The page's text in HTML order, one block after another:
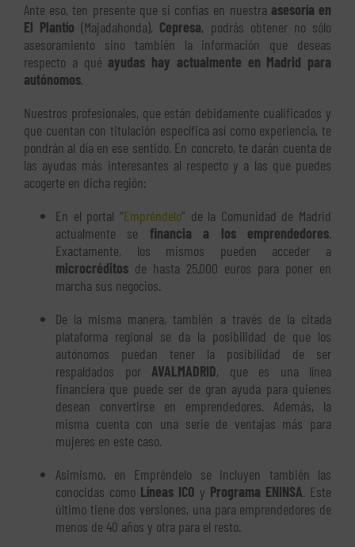
Ante eso, ten presente que si confías en nuestra asesoría en
El Plantío (Majadahonda), Cepresa, podrás obtener no sólo
asesoramiento sino también la información que deseas
respecto a quéayudas hay actualmente en Madrid para
autónomos.
Nuestros profesionales, que están debidamente cualificados y
que cuentan con titulación específica así como experiencia, te
pondrán al día en ese sentido. En concreto, te darán cuenta de
las ayudas más interesantes al respecto y a las que puedes
acogerte en dicha región:
En el portal “Empréndelo” de la Comunidad de Madrid
actualmente se financia a los emprendedores.
Exactamente, los mismos pueden acceder a
microcréditos de hasta 25.000 euros para poner en
marcha sus negocios.
De la misma manera, también a través de la citada
plataforma regional se da la posibilidad de que los
autónomos puedan tener la posibilidad de ser
respaldados por AVALMADRID, que es una línea
financiera que puede ser de gran ayuda para quienes
desean convertirse en emprendedores. Además, la
misma cuenta con una serie de ventajas más para
mujeres en este caso.
Asimismo, en Empréndelo se incluyen también las
conocidas como Líneas ICO y Programa ENINSA. Este
último tiene dos versiones, una para emprendedores de
menos de 40 años y otra para el resto.